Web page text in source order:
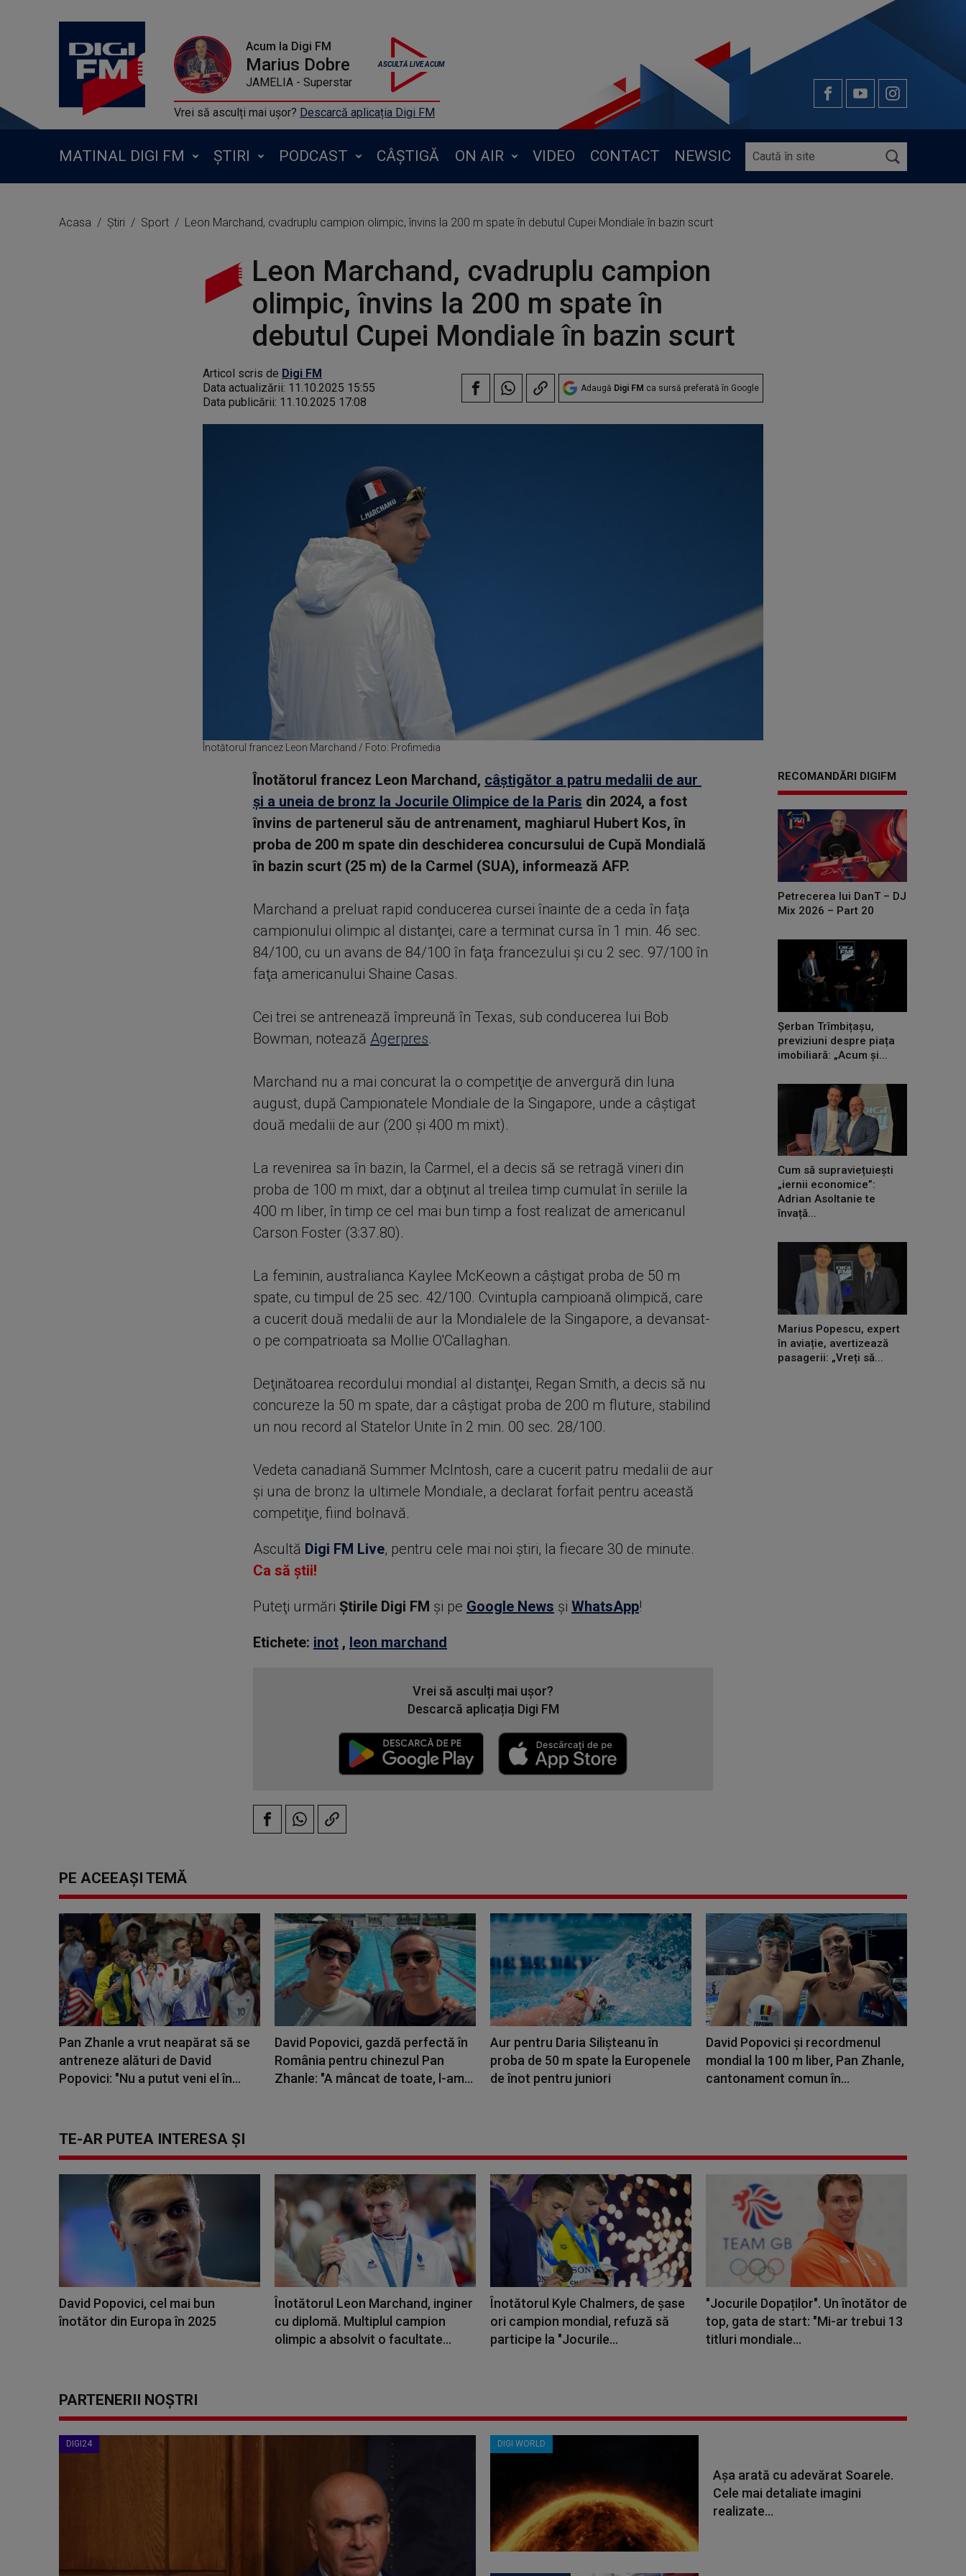
Acum la Digi FM
Marius Dobre
JAMELIA - Superstar
Vrei să asculți mai ușor? Descarcă aplicația Digi FM
MATINAL DIGI FM ȘTIRI PODCAST CÂȘTIGĂ ON AIR VIDEO CONTACT NEWSIC
Acasa Știri Sport Leon Marchand, cvadruplu campion olimpic, învins la 200 m spate în debutul Cupei Mondiale în bazin scurt
Leon Marchand, cvadruplu campion
olimpic, învins la 200 m spate în
debutul Cupei Mondiale în bazin scurt
Articol scris de Digi FM
Data actualizării: 11.10.2025 15:55
Data publicării: 11.10.2025 17:08
Adaugă Digi FM ca sursă preferată în Google
Înotătorul francez Leon Marchand / Foto: Profimedia
Înotătorul francez Leon Marchand, câştigător a patru medalii de aur
și a uneia de bronz la Jocurile Olimpice de la Paris din 2024, a fost
învins de partenerul său de antrenament, maghiarul Hubert Kos, în
proba de 200 m spate din deschiderea concursului de Cupă Mondială
în bazin scurt (25 m) de la Carmel (SUA), informează AFP.
Marchand a preluat rapid conducerea cursei înainte de a ceda în faţa
campionului olimpic al distanţei, care a terminat cursa în 1 min. 46 sec.
84/100, cu un avans de 84/100 în faţa francezului şi cu 2 sec. 97/100 în
faţa americanului Shaine Casas.
Cei trei se antrenează împreună în Texas, sub conducerea lui Bob
Bowman, notează Agerpres.
Marchand nu a mai concurat la o competiţie de anvergură din luna
august, după Campionatele Mondiale de la Singapore, unde a câştigat
două medalii de aur (200 şi 400 m mixt).
La revenirea sa în bazin, la Carmel, el a decis să se retragă vineri din
proba de 100 m mixt, dar a obţinut al treilea timp cumulat în seriile la
400 m liber, în timp ce cel mai bun timp a fost realizat de americanul
Carson Foster (3:37.80).
La feminin, australianca Kaylee McKeown a câştigat proba de 50 m
spate, cu timpul de 25 sec. 42/100. Cvintupla campioană olimpică, care
a cucerit două medalii de aur la Mondialele de la Singapore, a devansat-
o pe compatrioata sa Mollie O'Callaghan.
Deţinătoarea recordului mondial al distanţei, Regan Smith, a decis să nu
concureze la 50 m spate, dar a câştigat proba de 200 m fluture, stabilind
un nou record al Statelor Unite în 2 min. 00 sec. 28/100.
Vedeta canadiană Summer McIntosh, care a cucerit patru medalii de aur
şi una de bronz la ultimele Mondiale, a declarat forfait pentru această
competiţie, fiind bolnavă.
Ascultă Digi FM Live, pentru cele mai noi știri, la fiecare 30 de minute.
Ca să știi!
Puteţi urmări Știrile Digi FM şi pe Google News şi WhatsApp!
Etichete: inot, leon marchand
Vrei să asculți mai ușor?
Descarcă aplicația Digi FM
RECOMANDĂRI DIGIFM
Petrecerea lui DanT – DJ
Mix 2026 – Part 20
Șerban Trîmbițașu,
previziuni despre piața
imobiliară: „Acum și...
Cum să supraviețuiești
„iernii economice”:
Adrian Asoltanie te
învață...
Marius Popescu, expert
în aviație, avertizează
pasagerii: „Vreți să...
PE ACEEAȘI TEMĂ
Pan Zhanle a vrut neapărat să se
antreneze alături de David
Popovici: "Nu a putut veni el în...
David Popovici, gazdă perfectă în
România pentru chinezul Pan
Zhanle: "A mâncat de toate, l-am...
Aur pentru Daria Silişteanu în
proba de 50 m spate la Europenele
de înot pentru juniori
David Popovici și recordmenul
mondial la 100 m liber, Pan Zhanle,
cantonament comun în...
TE-AR PUTEA INTERESA ȘI
David Popovici, cel mai bun
înotător din Europa în 2025
Înotătorul Leon Marchand, inginer
cu diplomă. Multiplul campion
olimpic a absolvit o facultate...
Înotătorul Kyle Chalmers, de şase
ori campion mondial, refuză să
participe la "Jocurile...
"Jocurile Dopaților". Un înotător de
top, gata de start: "Mi-ar trebui 13
titluri mondiale...
PARTENERII NOȘTRI
DIGI24 DIGI WORLD
Așa arată cu adevărat Soarele.
Cele mai detaliate imagini
realizate...